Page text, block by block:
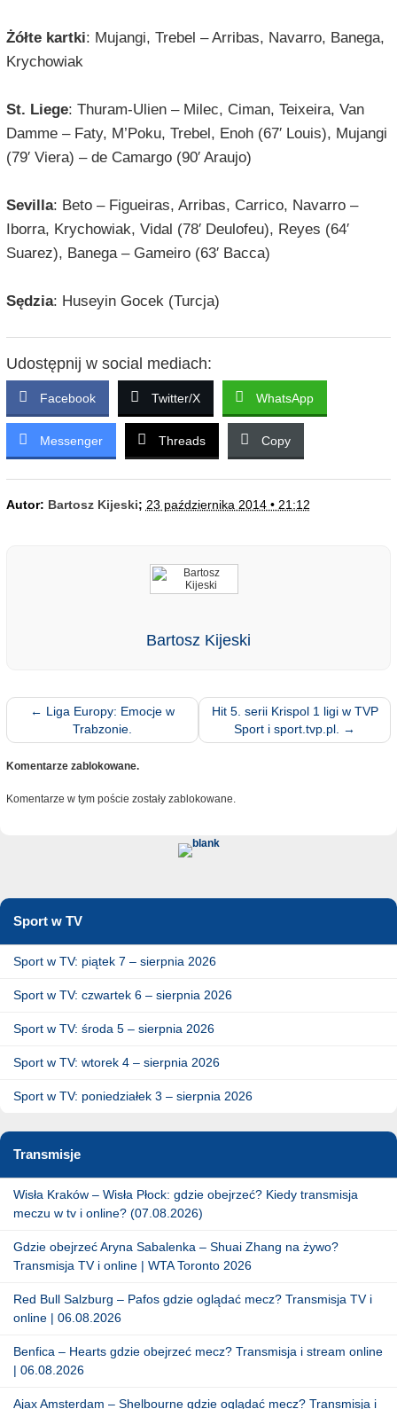
Żółte kartki: Mujangi, Trebel – Arribas, Navarro, Banega,
Krychowiak
St. Liege: Thuram-Ulien – Milec, Ciman, Teixeira, Van
Damme – Faty, M’Poku, Trebel, Enoh (67′ Louis), Mujangi
(79′ Viera) – de Camargo (90′ Araujo)
Sevilla: Beto – Figueiras, Arribas, Carrico, Navarro –
Iborra, Krychowiak, Vidal (78′ Deulofeu), Reyes (64′
Suarez), Banega – Gameiro (63′ Bacca)
Sędzia: Huseyin Gocek (Turcja)
Udostępnij w social mediach:
Facebook Twitter/X WhatsApp
Messenger Threads Copy
Autor: Bartosz Kijeski; 23 października 2014 • 21:12
Bartosz Kijeski
← Liga Europy: Emocje w
Trabzonie.
Hit 5. serii Krispol 1 ligi w TVP
Sport i sport.tvp.pl.
→
Komentarze zablokowane.
Komentarze w tym poście zostały zablokowane.
Sport w TV
Sport w TV: piątek 7 – sierpnia 2026
Sport w TV: czwartek 6 – sierpnia 2026
Sport w TV: środa 5 – sierpnia 2026
Sport w TV: wtorek 4 – sierpnia 2026
Sport w TV: poniedziałek 3 – sierpnia 2026
Transmisje
Wisła Kraków – Wisła Płock: gdzie obejrzeć? Kiedy transmisja
meczu w tv i online? (07.08.2026)
Gdzie obejrzeć Aryna Sabalenka – Shuai Zhang na żywo?
Transmisja TV i online | WTA Toronto 2026
Red Bull Salzburg – Pafos gdzie oglądać mecz? Transmisja TV i
online | 06.08.2026
Benfica – Hearts gdzie obejrzeć mecz? Transmisja i stream online
| 06.08.2026
Ajax Amsterdam – Shelbourne gdzie oglądać mecz? Transmisja i